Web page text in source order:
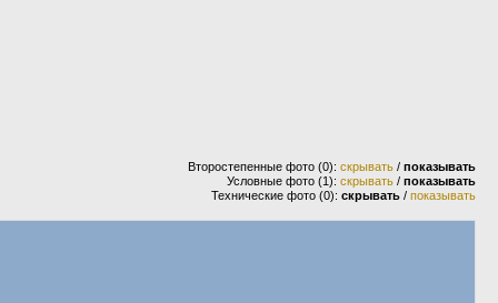
Второстепенные фото (0): скрывать / показывать
Условные фото (1): скрывать / показывать
Технические фото (0): скрывать / показывать